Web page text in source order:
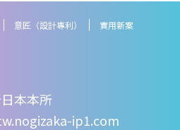
意匠（設計專利） 實用新案
本本所
ip1.com